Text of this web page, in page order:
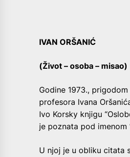
IVAN ORŠANIĆ
(Život – osoba – misao)
Godine 1973.,
profesora Ivana
Ivo Korsky knjigu
je poznata pod imenom
U njoj je u obliku citata